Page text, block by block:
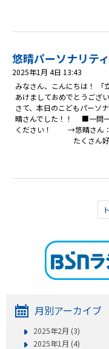
悠晴パーソナリテ
2025年1月 4日 13:43
みなさん、こんにちは！ 「
あけましておめでとうござ
さて、本日のこどもパーソ
晴さんでした！！ ■一問
ください！ →悠晴さん：
たくさん好きな
月別アーカイブ
2025年2月 (3)
2025年1月 (4)